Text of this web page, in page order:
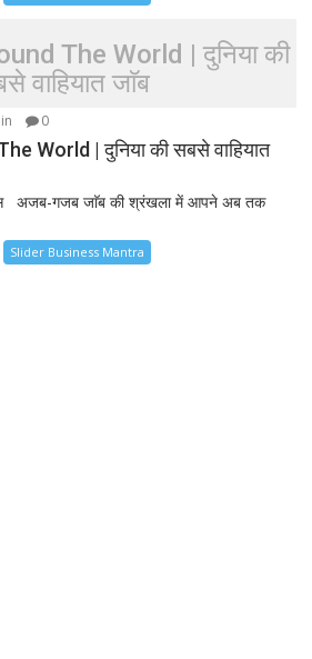
The World | दुनिया की
वाहियात जाॅब
0
World | दुनिया की सबसे वाहियात
अजब-गजब जाॅब की श्रंखला में आपने अब तक
Slider Business Mantra